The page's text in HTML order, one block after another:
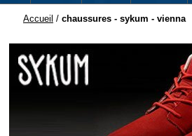
Accueil / chaussures - sykum - vienna